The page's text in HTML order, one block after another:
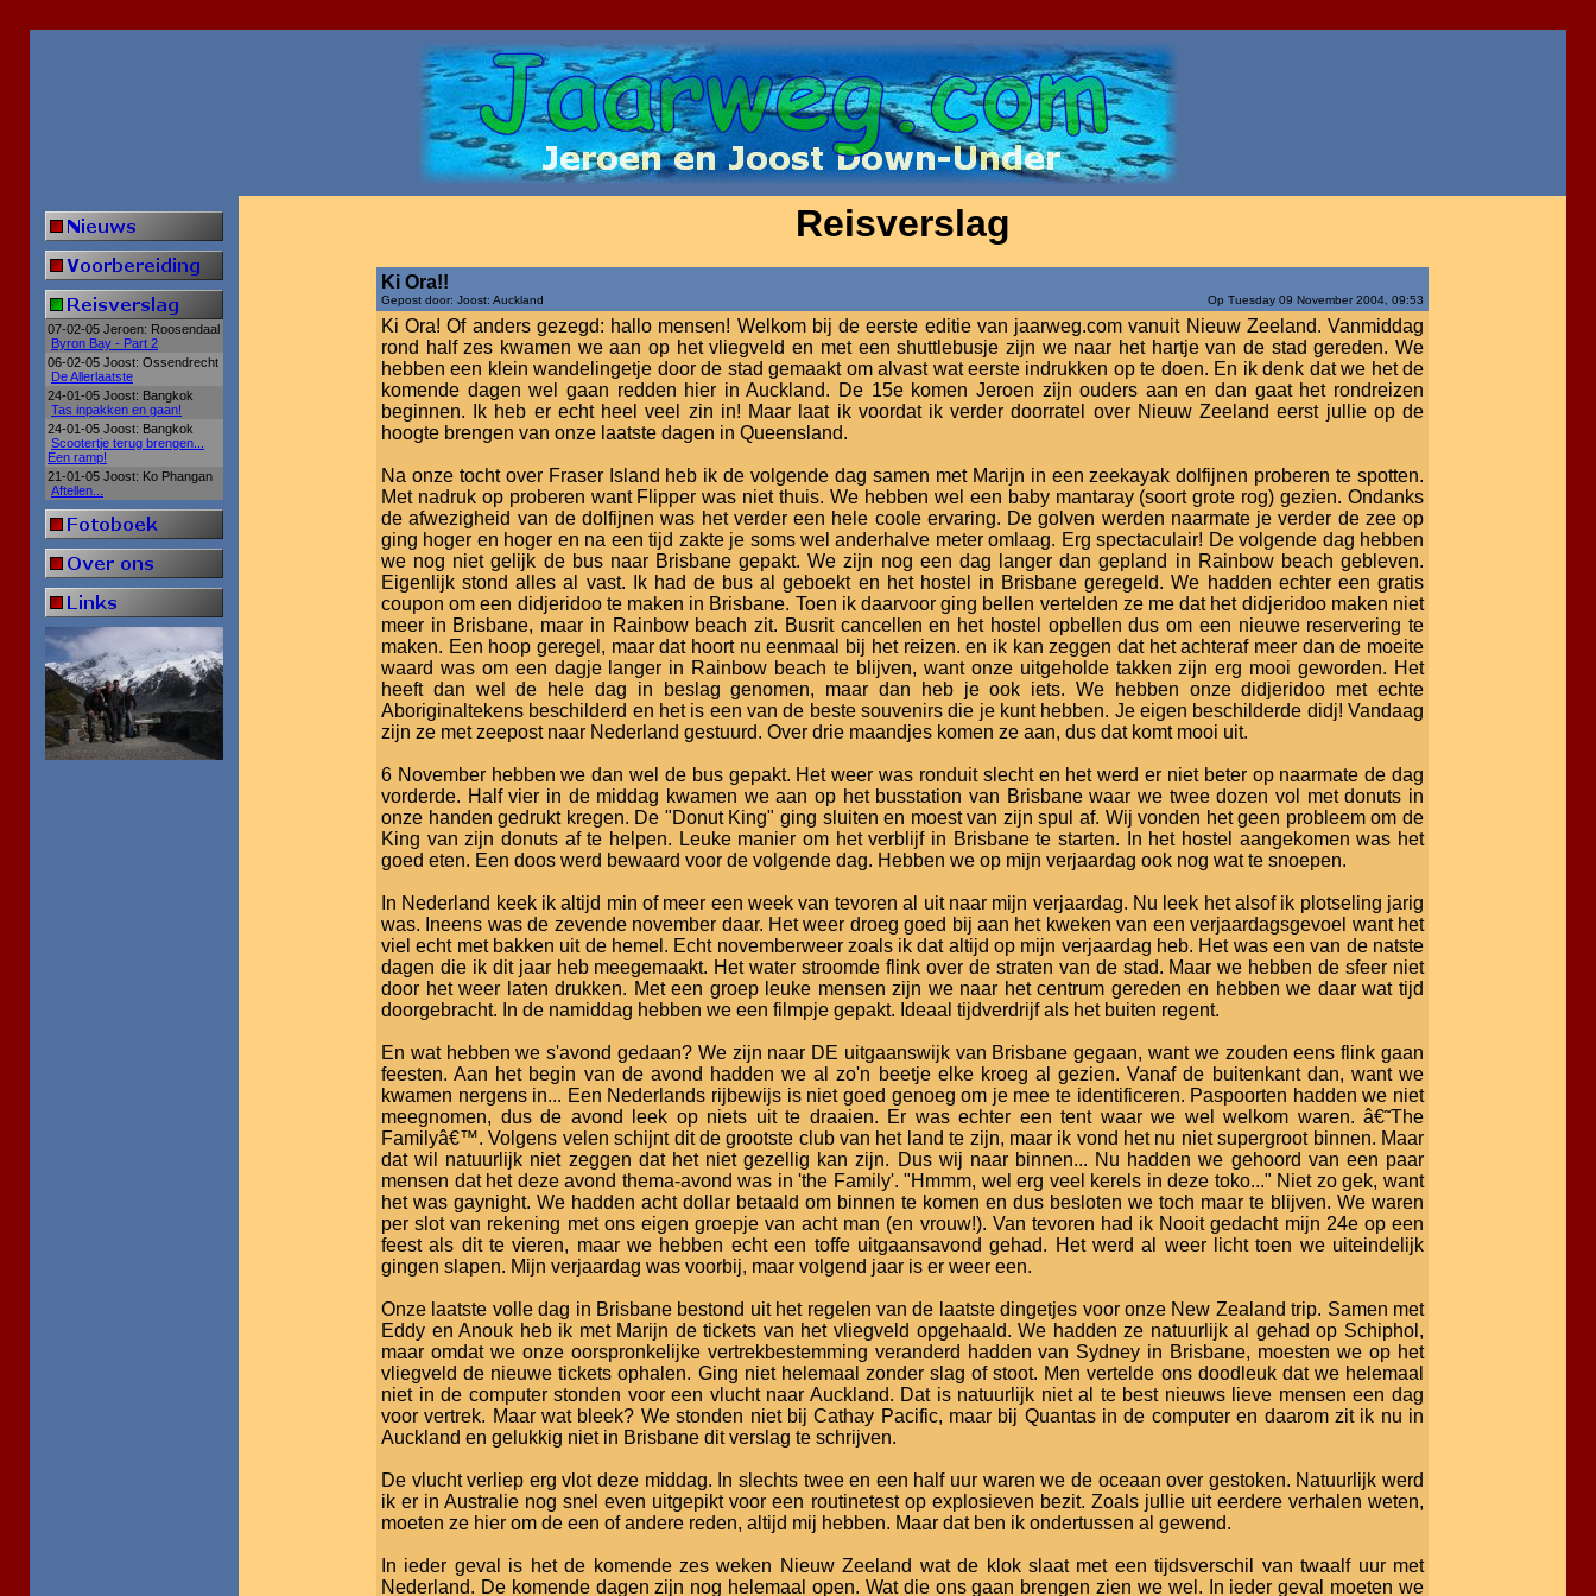
07-02-05 Jeroen: Roosendaal
Byron Bay - Part 2
06-02-05 Joost: Ossendrecht
De Allerlaatste
24-01-05 Joost: Bangkok
Tas inpakken en gaan!
24-01-05 Joost: Bangkok
Scootertje terug brengen...
Een ramp!
21-01-05 Joost: Ko Phangan
Aftellen...
Reisverslag
Ki Ora!!
Gepost door: Joost: Auckland Op Tuesday 09 November 2004, 09:53
Ki Ora! Of anders gezegd: hallo mensen! Welkom bij de eerste editie van jaarweg.com vanuit Nieuw Zeeland. Vanmiddag
rond half zes kwamen we aan op het vliegveld en met een shuttlebusje zijn we naar het hartje van de stad gereden. We
hebben een klein wandelingetje door de stad gemaakt om alvast wat eerste indrukken op te doen. En ik denk dat we het de
komende dagen wel gaan redden hier in Auckland. De 15e komen Jeroen zijn ouders aan en dan gaat het rondreizen
beginnen. Ik heb er echt heel veel zin in! Maar laat ik voordat ik verder doorratel over Nieuw Zeeland eerst jullie op de
hoogte brengen van onze laatste dagen in Queensland.
Na onze tocht over Fraser Island heb ik de volgende dag samen met Marijn in een zeekayak dolfijnen proberen te spotten.
Met nadruk op proberen want Flipper was niet thuis. We hebben wel een baby mantaray (soort grote rog) gezien. Ondanks
de afwezigheid van de dolfijnen was het verder een hele coole ervaring. De golven werden naarmate je verder de zee op
ging hoger en hoger en na een tijd zakte je soms wel anderhalve meter omlaag. Erg spectaculair! De volgende dag hebben
we nog niet gelijk de bus naar Brisbane gepakt. We zijn nog een dag langer dan gepland in Rainbow beach gebleven.
Eigenlijk stond alles al vast. Ik had de bus al geboekt en het hostel in Brisbane geregeld. We hadden echter een gratis
coupon om een didjeridoo te maken in Brisbane. Toen ik daarvoor ging bellen vertelden ze me dat het didjeridoo maken niet
meer in Brisbane, maar in Rainbow beach zit. Busrit cancellen en het hostel opbellen dus om een nieuwe reservering te
maken. Een hoop geregel, maar dat hoort nu eenmaal bij het reizen. en ik kan zeggen dat het achteraf meer dan de moeite
waard was om een dagje langer in Rainbow beach te blijven, want onze uitgeholde takken zijn erg mooi geworden. Het
heeft dan wel de hele dag in beslag genomen, maar dan heb je ook iets. We hebben onze didjeridoo met echte
Aboriginaltekens beschilderd en het is een van de beste souvenirs die je kunt hebben. Je eigen beschilderde didj! Vandaag
zijn ze met zeepost naar Nederland gestuurd. Over drie maandjes komen ze aan, dus dat komt mooi uit.
6 November hebben we dan wel de bus gepakt. Het weer was ronduit slecht en het werd er niet beter op naarmate de dag
vorderde. Half vier in de middag kwamen we aan op het busstation van Brisbane waar we twee dozen vol met donuts in
onze handen gedrukt kregen. De "Donut King" ging sluiten en moest van zijn spul af. Wij vonden het geen probleem om de
King van zijn donuts af te helpen. Leuke manier om het verblijf in Brisbane te starten. In het hostel aangekomen was het
goed eten. Een doos werd bewaard voor de volgende dag. Hebben we op mijn verjaardag ook nog wat te snoepen.
In Nederland keek ik altijd min of meer een week van tevoren al uit naar mijn verjaardag. Nu leek het alsof ik plotseling jarig
was. Ineens was de zevende november daar. Het weer droeg goed bij aan het kweken van een verjaardagsgevoel want het
viel echt met bakken uit de hemel. Echt novemberweer zoals ik dat altijd op mijn verjaardag heb. Het was een van de natste
dagen die ik dit jaar heb meegemaakt. Het water stroomde flink over de straten van de stad. Maar we hebben de sfeer niet
door het weer laten drukken. Met een groep leuke mensen zijn we naar het centrum gereden en hebben we daar wat tijd
doorgebracht. In de namiddag hebben we een filmpje gepakt. Ideaal tijdverdrijf als het buiten regent.
En wat hebben we s'avond gedaan? We zijn naar DE uitgaanswijk van Brisbane gegaan, want we zouden eens flink gaan
feesten. Aan het begin van de avond hadden we al zo'n beetje elke kroeg al gezien. Vanaf de buitenkant dan, want we
kwamen nergens in... Een Nederlands rijbewijs is niet goed genoeg om je mee te identificeren. Paspoorten hadden we niet
meegnomen, dus de avond leek op niets uit te draaien. Er was echter een tent waar we wel welkom waren. â€˜The
Familyâ€™. Volgens velen schijnt dit de grootste club van het land te zijn, maar ik vond het nu niet supergroot binnen. Maar
dat wil natuurlijk niet zeggen dat het niet gezellig kan zijn. Dus wij naar binnen... Nu hadden we gehoord van een paar
mensen dat het deze avond thema-avond was in 'the Family'. "Hmmm, wel erg veel kerels in deze toko..." Niet zo gek, want
het was gaynight. We hadden acht dollar betaald om binnen te komen en dus besloten we toch maar te blijven. We waren
per slot van rekening met ons eigen groepje van acht man (en vrouw!). Van tevoren had ik Nooit gedacht mijn 24e op een
feest als dit te vieren, maar we hebben echt een toffe uitgaansavond gehad. Het werd al weer licht toen we uiteindelijk
gingen slapen. Mijn verjaardag was voorbij, maar volgend jaar is er weer een.
Onze laatste volle dag in Brisbane bestond uit het regelen van de laatste dingetjes voor onze New Zealand trip. Samen met
Eddy en Anouk heb ik met Marijn de tickets van het vliegveld opgehaald. We hadden ze natuurlijk al gehad op Schiphol,
maar omdat we onze oorspronkelijke vertrekbestemming veranderd hadden van Sydney in Brisbane, moesten we op het
vliegveld de nieuwe tickets ophalen. Ging niet helemaal zonder slag of stoot. Men vertelde ons doodleuk dat we helemaal
niet in de computer stonden voor een vlucht naar Auckland. Dat is natuurlijk niet al te best nieuws lieve mensen een dag
voor vertrek. Maar wat bleek? We stonden niet bij Cathay Pacific, maar bij Quantas in de computer en daarom zit ik nu in
Auckland en gelukkig niet in Brisbane dit verslag te schrijven.
De vlucht verliep erg vlot deze middag. In slechts twee en een half uur waren we de oceaan over gestoken. Natuurlijk werd
ik er in Australie nog snel even uitgepikt voor een routinetest op explosieven bezit. Zoals jullie uit eerdere verhalen weten,
moeten ze hier om de een of andere reden, altijd mij hebben. Maar dat ben ik ondertussen al gewend.
In ieder geval is het de komende zes weken Nieuw Zeeland wat de klok slaat met een tijdsverschil van twaalf uur met
Nederland. De komende dagen zijn nog helemaal open. Wat die ons gaan brengen zien we wel. In ieder geval moeten we